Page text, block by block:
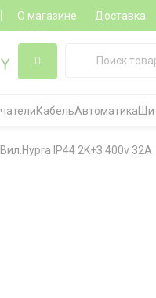
О магазине Доставка
заказ
КабельАвтоматика
Вил.Hypra IP44 2K+З 400v 32A